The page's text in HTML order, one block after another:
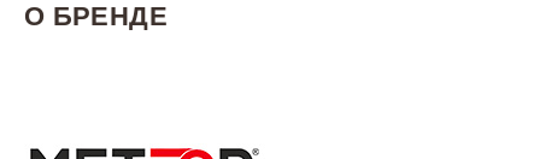
О БРЕНДЕ